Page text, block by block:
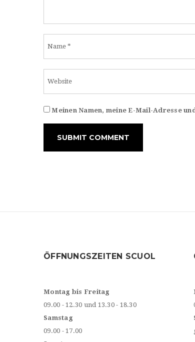
Meinen Namen, meine E-Mail-Adresse
ÖFFNUNGSZEITEN SCUOL
Montag bis Freitag
09.00 - 12.30 und 13.30 - 18.30
Samstag
09.00 - 17.00